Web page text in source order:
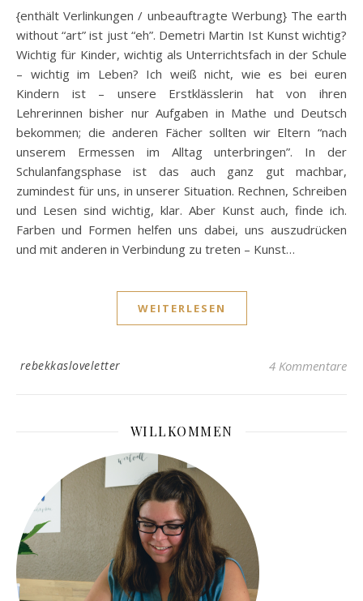
{enthält Verlinkungen / unbeauftragte Werbung} The earth
without “art” ist just “eh”. Demetri Martin Ist Kunst wichtig?
Wichtig für Kinder, wichtig als Unterrichtsfach in der Schule
– wichtig im Leben? Ich weiß nicht, wie es bei euren
Kindern ist – unsere Erstklässlerin hat von ihren
Lehrerinnen bisher nur Aufgaben in Mathe und Deutsch
bekommen; die anderen Fächer sollten wir Eltern “nach
unserem Ermessen im Alltag unterbringen”. In der
Schulanfangsphase ist das auch ganz gut machbar,
zumindest für uns, in unserer Situation. Rechnen, Schreiben
und Lesen sind wichtig, klar. Aber Kunst auch, finde ich.
Farben und Formen helfen uns dabei, uns auszudrücken
und mit anderen in Verbindung zu treten – Kunst…
WEITERLESEN
rebekkasloveletter 4 Kommentare
WILLKOMMEN